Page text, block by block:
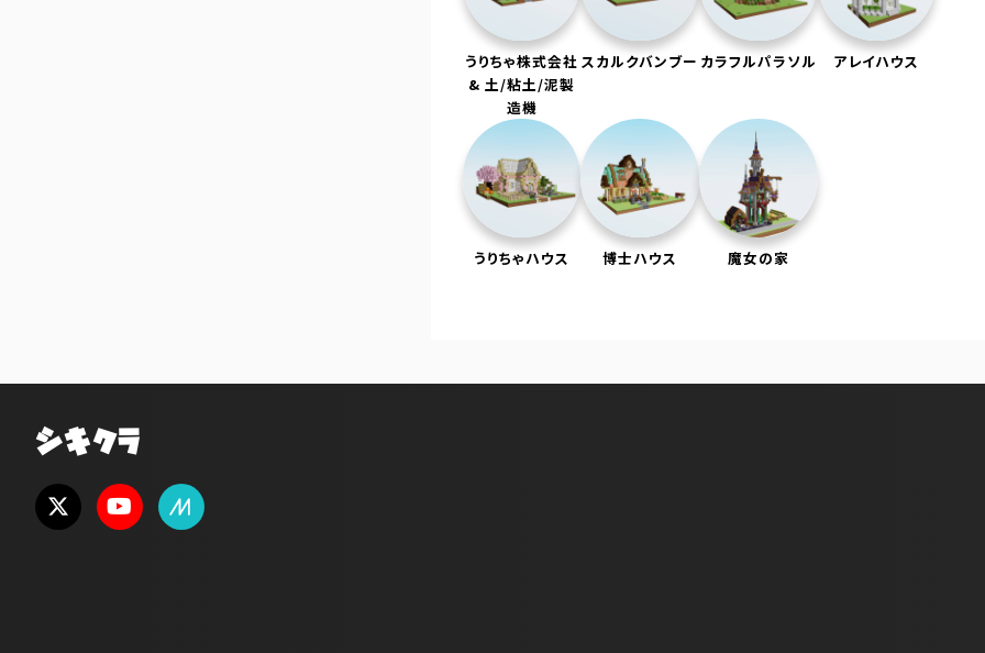
うりちゃ株式会社
& 土/粘土/泥製
造機
スカルクバンブー カラフルパラソル アレイハウス
うりちゃハウス 博士ハウス 魔女の家
シキクラ